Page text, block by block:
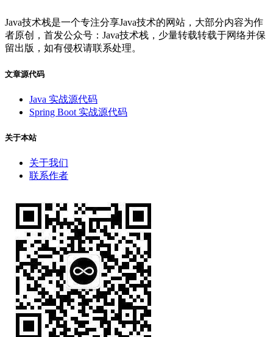
Java技术栈是一个专注分享Java技术的网站，大部分内容为作
者原创，首发公众号：Java技术栈，少量转载转载于网络并保
留出版，如有侵权请联系处理。
文章源代码
Java 实战源代码
Spring Boot 实战源代码
关于本站
关于我们
联系作者